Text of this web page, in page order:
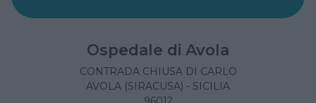
Ospedale di Avola
CONTRADA CHIUSA DI CARLO
AVOLA (SIRACUSA) - SICILIA